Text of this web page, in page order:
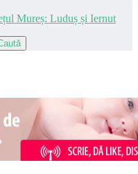
Mureș: Luduș și Iernut